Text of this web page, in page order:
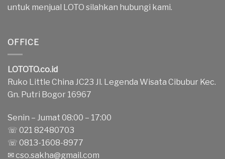
untuk menjual LOTO silahkan hubungi kami.
OFFICE
LOTOTO.co.id
Ruko Little China JC23 Jl. Legenda Wisata Cibubur Kec.
Gn. Putri Bogor 16967
Senin – Jumat 08:00 – 17:00
☏ 021 82480703
☏ 0813-1608-8977
✉cso.sakha@gmail.com